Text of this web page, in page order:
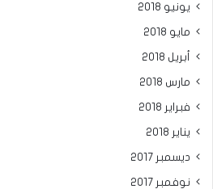
يونيو 2018
مايو 2018
أبريل 2018
مارس 2018
فبراير 2018
يناير 2018
ديسمبر 2017
نوفمبر 2017